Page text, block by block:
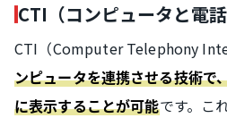
CTI（コンピュータと電話
CTI（Computer Telephony
ンピュータを連携させる技術で
に表示することが可能です。こ